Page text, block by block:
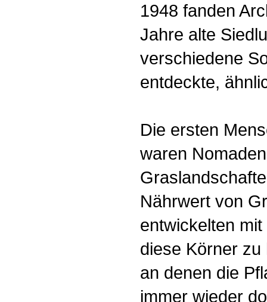
1948 fanden
Jahre alte
verschiedene
entdeckte,
Die ersten
waren
Nährwert von
entwickelten
diese Körner
an denen die
immer wieder